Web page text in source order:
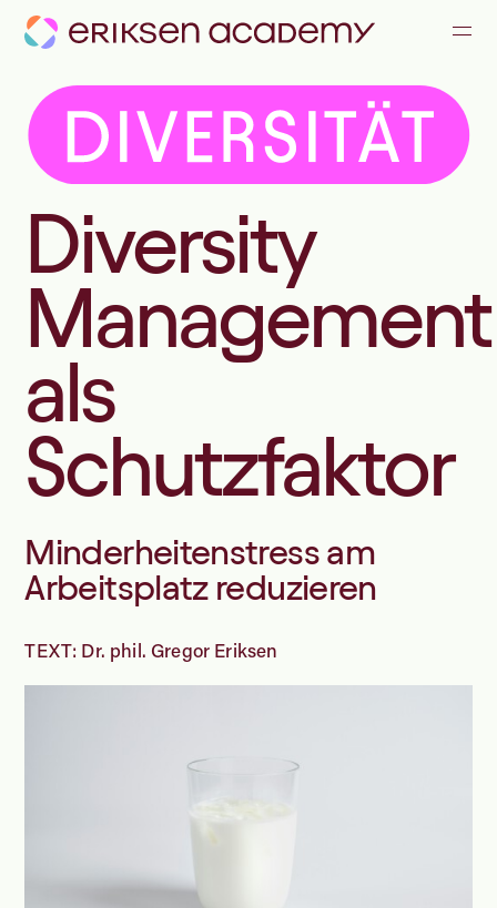
FÜHRUNG & ZUSAMMENARBEIT
ALLE ANGEBOTE
JOURNAL
TEAM
Diversity
Management
als
Schutzfaktor
Minderheitenstress am
Arbeitsplatz reduzieren
TEXT: Dr. phil. Gregor Eriksen